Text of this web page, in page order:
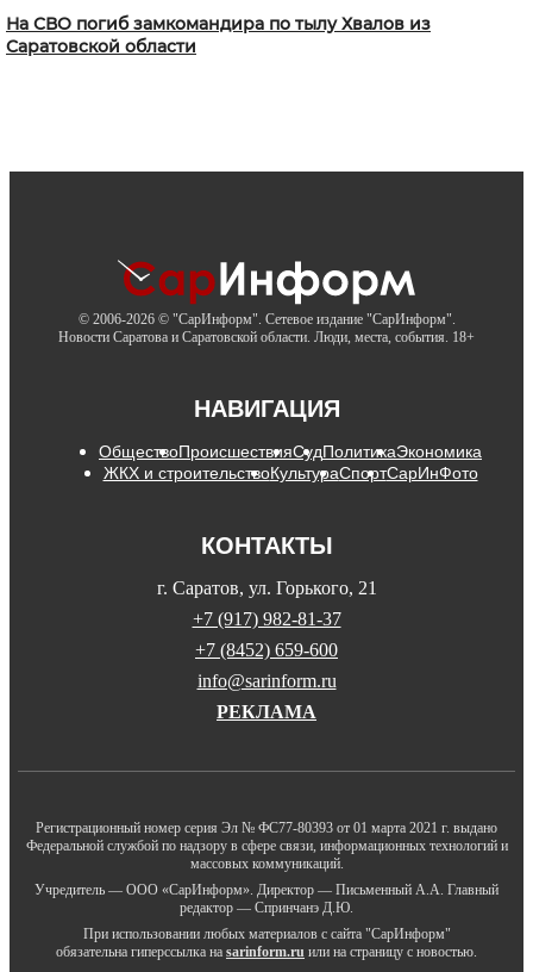
На СВО погиб замкомандира по тылу Хвалов из
Саратовской области
© 2006-2026 © "СарИнформ". Сетевое издание "СарИнформ".
Новости Саратова и Саратовской области. Люди, места, события. 18+
НАВИГАЦИЯ
ОбществоПроисшествияСудПолитикаЭкономика
ЖКХ и строительствоКультураСпортСарИнФото
КОНТАКТЫ
г. Саратов, ул. Горького, 21
+7 (917) 982-81-37
+7 (8452) 659-600
info@sarinform.ru
РЕКЛАМА
Регистрационный номер серия Эл № ФС77-80393 от 01 марта 2021 г. выдано
Федеральной службой по надзору в сфере связи, информационных технологий и
массовых коммуникаций.
Учредитель — ООО «СарИнформ». Директор — Письменный А.А. Главный
редактор — Спринчанэ Д.Ю.
При использовании любых материалов с сайта "СарИнформ"
обязательна гиперссылка на sarinform.ru или на страницу с новостью.